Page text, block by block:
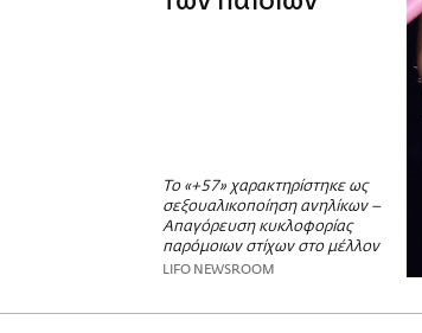
Το «+57» χαρακτηρίστηκε ως
σεξουαλικοποίηση ανηλίκων –
Απαγόρευση κυκλοφορίας
παρόμοιων στίχων στο μέλλον
LIFO NEWSROOM